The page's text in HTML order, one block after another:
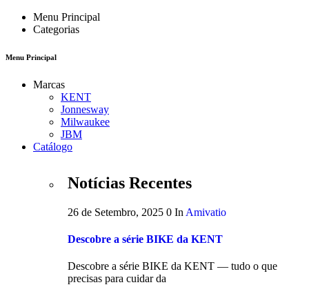
Menu Principal
Categorias
Menu Principal
Marcas
KENT
Jonnesway
Milwaukee
JBM
Catálogo
Notícias Recentes
26 de Setembro, 2025 0 In Amivatio
Descobre a série BIKE da KENT
Descobre a série BIKE da KENT — tudo o que
precisas para cuidar da